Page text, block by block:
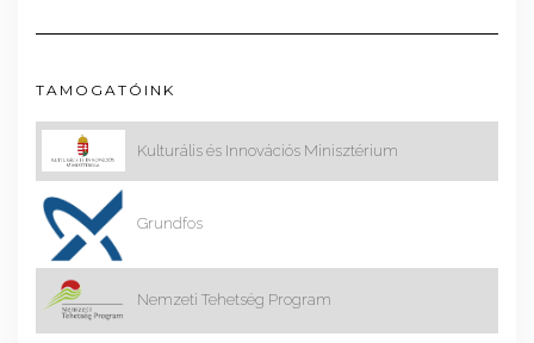
TAMOGATÓINK
Kulturális és Innovációs Minisztérium
Grundfos
Nemzeti Tehetség Program